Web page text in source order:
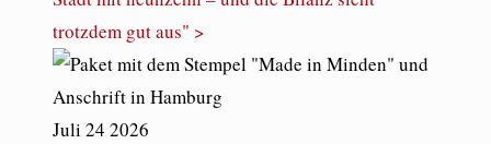
trotzdem gut aus" >
Juli 24 2026